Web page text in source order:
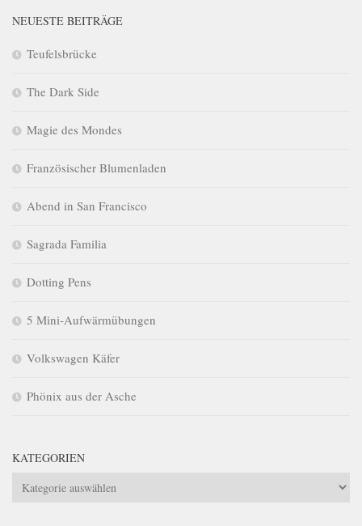
NEUESTE BEITRÄGE
Teufelsbrücke
The Dark Side
Magie des Mondes
Französischer Blumenladen
Abend in San Francisco
Sagrada Familia
Dotting Pens
5 Mini-Aufwärmübungen
Volkswagen Käfer
Phönix aus der Asche
KATEGORIEN
Kategorien